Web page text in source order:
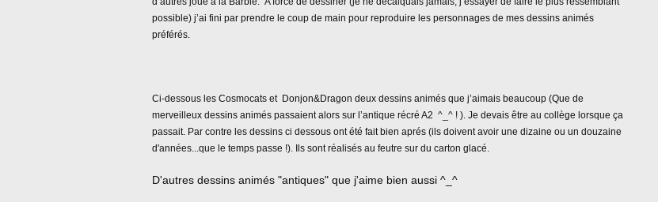
possible) j’ai fini par prendre le coup de main pour reproduire les personnages de mes dessins animés
préférés.
Ci-dessous les Cosmocats et Donjon&Dragon deux dessins animés que j’aimais beaucoup (Que de
merveilleux dessins animés passaient alors sur l’antique récré A2 ^_^ ! ). Je devais être au collège lorsque ça
passait. Par contre les dessins ci dessous ont été fait bien aprés (ils doivent avoir une dizaine ou un douzaine
d'années...que le temps passe !). Ils sont réalisés au feutre sur du carton glacé.
D'autres dessins animés "antiques" que j'aime bien aussi ^_^